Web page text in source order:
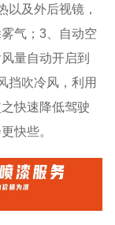
以及外后视镜，
气；3、自动空
量自动开启到
挡吹冷风，利用
快速降低驾驶
快些。